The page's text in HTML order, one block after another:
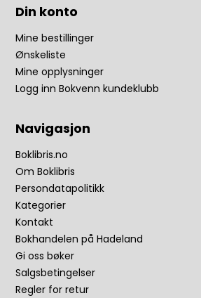
Din konto
Mine bestillinger
Ønskeliste
Mine opplysninger
Logg inn Bokvenn kundeklubb
Navigasjon
Boklibris.no
Om Boklibris
Persondatapolitikk
Kategorier
Kontakt
Bokhandelen på Hadeland
Gi oss bøker
Salgsbetingelser
Regler for retur